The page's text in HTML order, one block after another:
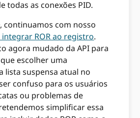
todas as conexões PID.
continuamos com nosso
ROR ao registro.
agora mudado da API para
escolher uma
lista suspensa atual no
confuso para os usuários
ou problemas de
simplificar essa